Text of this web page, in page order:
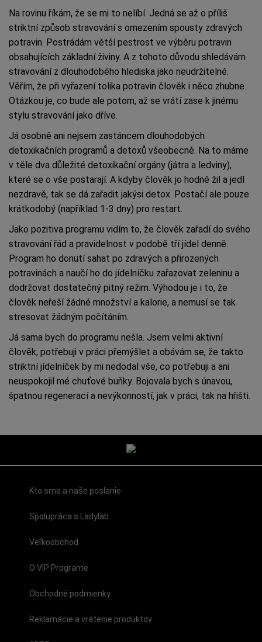
Na rovinu říkám, že se mi to nelíbí. Jedná se až o příliš
striktní způsob stravování s omezením spousty zdravých
potravin. Postrádám větší pestrost ve výběru potravin
obsahujících základní živiny. A z tohoto důvodu shledávám
stravování z dlouhodobého hlediska jako neudržitelné.
Věřím, že při vyřazení tolika potravin člověk i něco zhubne.
Otázkou je, co bude ale potom, až se vrátí zase k jinému
stylu stravování jako dříve.
Já osobně ani nejsem zastáncem dlouhodobých
detoxikačních programů a detoxů všeobecně. Na to máme
v těle dva důležité detoxikační orgány (játra a ledviny),
které se o vše postarají. A kdyby člověk jo hodně žil a jedl
nezdravě, tak se dá zařadit jakýsi detox. Postačí ale pouze
krátkodobý (například 1-3 dny) pro restart.
Jako pozitiva programu vidím to, že člověk zařadí do svého
stravování řád a pravidelnost v podobě tří jídel denně.
Program ho donutí sahat po zdravých a přirozených
potravinách a naučí ho do jídelníčku zařazovat zeleninu a
dodržovat dostatečný pitný režim. Výhodou je i to, že
člověk neřeší žádné množství a kalorie, a nemusí se tak
stresovat žádným počítáním.
Já sama bych do programu nešla. Jsem velmi aktivní
člověk, potřebuji v práci přemýšlet a obávám se, že takto
striktní jídelníček by mi nedodal vše, co potřebuji a ani
neuspokojil mé chuťové buňky. Bojovala bych s únavou,
špatnou regenerací a nevýkonností, jak v práci, tak na hřišti.
Kto sme a naše poslanie
Spolupráca s Ladylab
Veľkoobchod
O VIP Programe
Obchodné podmienky
Reklamácie a vrátenie produktov